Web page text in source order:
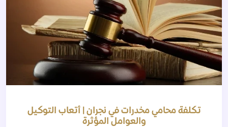
تكلفة محامي مخدرات في نجران | أتعاب التوكيل
والعوامل المؤثرة